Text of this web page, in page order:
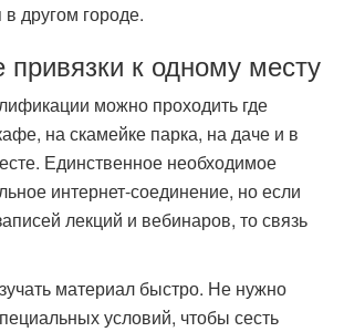
другом городе.
привязки к одному месту
можно проходить где
на скамейке парка, на даче и в
Единственное необходимое
интернет-соединение, но если
лекций и вебинаров, то связь
материал быстро. Не нужно
условий, чтобы сесть